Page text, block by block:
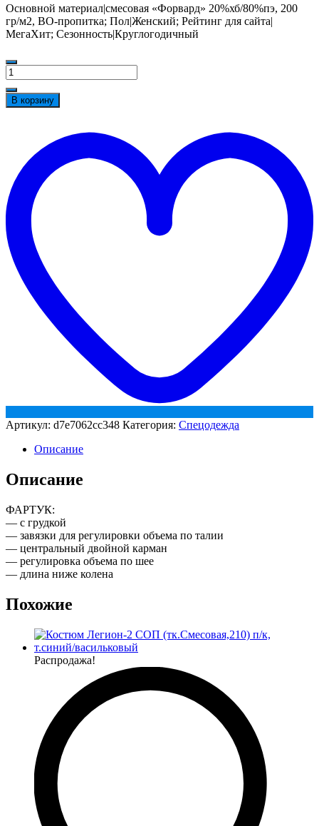
Основной материал|смесовая «Форвард» 20%хб/80%пэ, 200
гр/м2, ВО-пропитка; Пол|Женский; Рейтинг для сайта|
МегаХит; Сезонность|Круглогодичный
Количество
товара
Фартук
с
(тк.Форвард,200),
черный/
чили
В корзину
Артикул: d7e7062cc348 Категория: Спецодежда
Описание
Описание
ФАРТУК:
— с грудкой
— завязки для регулировки объема по талии
— центральный двойной карман
— регулировка объема по шее
— длина ниже колена
Похожие
Распродажа!